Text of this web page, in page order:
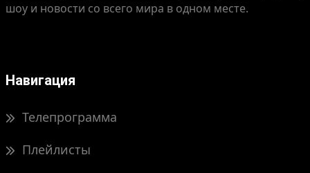
шоу и новости со всего мира в одном месте.
Навигация
Телепрограмма
Плейлисты